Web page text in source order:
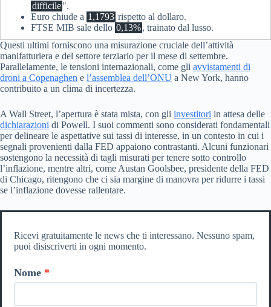
difficile".
Euro chiude a 1,1793 rispetto al dollaro.
FTSE MIB sale dello 0,13%, trainato dal lusso.
Questi ultimi forniscono una misurazione cruciale dell’attività
manifatturiera e del settore terziario per il mese di settembre.
Parallelamente, le tensioni internazionali, come gli avvistamenti di
droni a Copenaghen e l’assemblea dell’ONU a New York, hanno
contribuito a un clima di incertezza.
A Wall Street, l’apertura è stata mista, con gli investitori in attesa delle
dichiarazioni di Powell. I suoi commenti sono considerati fondamentali
per delineare le aspettative sui tassi di interesse, in un contesto in cui i
segnali provenienti dalla FED appaiono contrastanti. Alcuni funzionari
sostengono la necessità di tagli misurati per tenere sotto controllo
l’inflazione, mentre altri, come Austan Goolsbee, presidente della FED
di Chicago, ritengono che ci sia margine di manovra per ridurre i tassi
se l’inflazione dovesse rallentare.
Ricevi gratuitamente le news che ti interessano. Nessuno spam,
puoi disiscriverti in ogni momento.
Nome